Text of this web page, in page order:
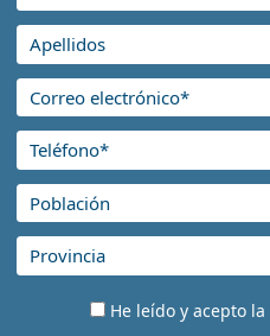
He leído y acepto la